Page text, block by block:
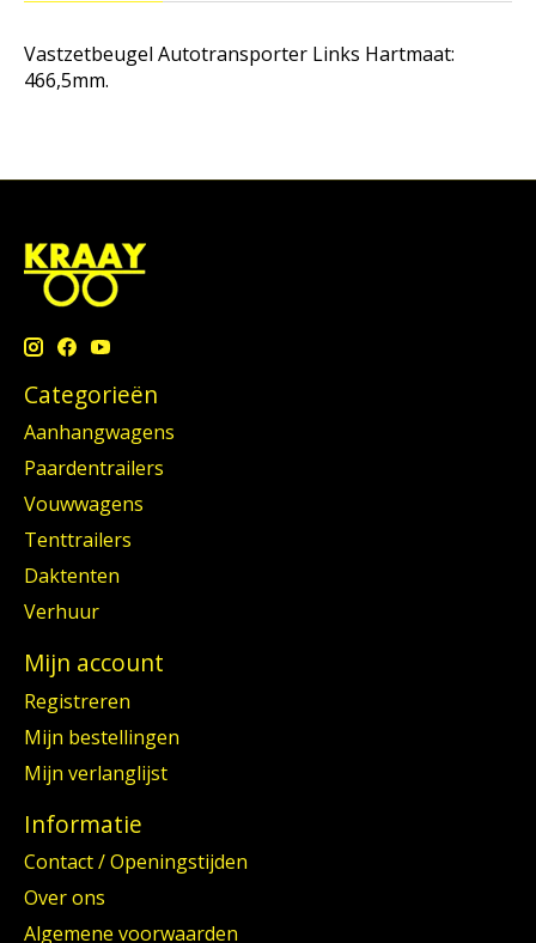
Vastzetbeugel Autotransporter Links Hartmaat:
466,5mm.
Categorieën
Aanhangwagens
Paardentrailers
Vouwwagens
Tenttrailers
Daktenten
Verhuur
Mijn account
Registreren
Mijn bestellingen
Mijn verlanglijst
Informatie
Contact / Openingstijden
Over ons
Algemene voorwaarden